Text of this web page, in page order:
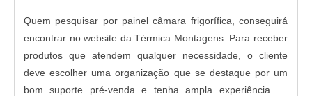
Quem pesquisar por painel câmara frigorífica, conseguirá
encontrar no website da Térmica Montagens. Para receber
produtos que atendem qualquer necessidade, o cliente
deve escolher uma organização que se destaque por um
bom suporte pré-venda e tenha ampla experiência no